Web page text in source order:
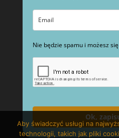
Nie będzie spamu i możesz
Ok,
Aby świadczyć usługi na
technologii, takich jak pliki